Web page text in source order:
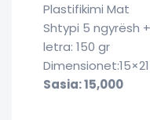
Plastifikimi Mat
Shtypi 5 ngyrësh
letra: 150 gr
Dimensionet:15×21
Sasia: 15,000